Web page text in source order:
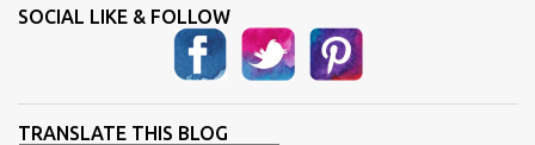
SOCIAL LIKE & FOLLOW
TRANSLATE THIS BLOG